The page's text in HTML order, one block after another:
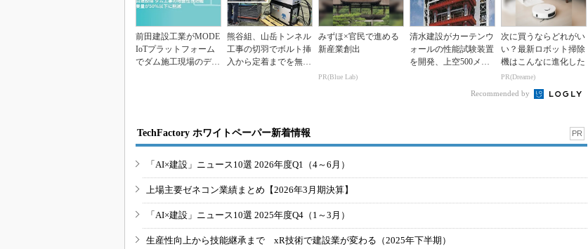
前田建設工業がMODE
IoTプラットフォーム
でダム施工現場のデー
熊谷組、山岳トンネル
工事の切羽でボルト挿
入から定着までを無人
みずほ×官民で進める
新産業創出
PR(Blue Lab)
清水建設がカーテンウ
ォールの性能試験装置
を開発、上空500メー
次に買うならどれがい
い？最新ロボット掃除
機はこんなに進化した
PR(Dreame)
Recommended by
TechFactory ホワイトペーパー新着情報 PR
「AI×建設」ニュース10選 2026年度Q1（4～6月）
上場主要ゼネコン業績まとめ【2026年3月期決算】
「AI×建設」ニュース10選 2025年度Q4（1～3月）
生産性向上から技能継承まで xR技術で建設業が変わる（2025年下半期）